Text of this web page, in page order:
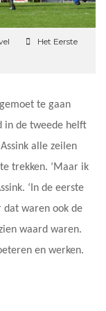
Het Eerste
te gaan
in de tweede helft
alle zeilen
trekken. ‘Maar ik
‘In de eerste
dat waren ook de
waard waren.
en werken.